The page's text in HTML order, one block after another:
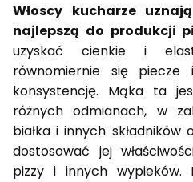
Włoscy kucharze
najlepszą do produkcji
uzyskać cienkie i
równomiernie się
konsystencję. Mąka ta
różnych odmianach, w
białka i innych
dostosować jej
pizzy i innych wypieków.